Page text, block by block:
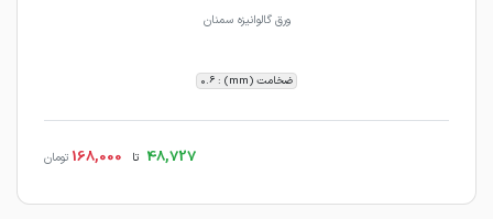
ورق گالوانیزه سمنان
ضخامت (mm) : 0.6
48,727 تا 168,000 تومان